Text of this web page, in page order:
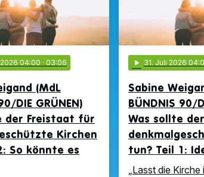
04:00 · 03:06
(MdL
DIE GRÜNEN)
der Freistaat für
Kirchen
So könnte es
play_arrow 31. Juli 2026
Sabine
BÜNDNIS 90/
Was sollte
tun? Teil 1:
„Lasst die